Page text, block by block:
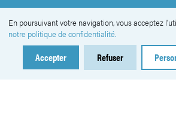
NEWSLETTER
En poursuivant votre navigation, vous acceptez
notre politique de confidentialité.
Accepter Refuser